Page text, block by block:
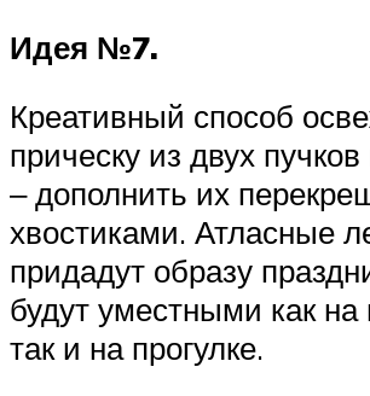
Идея №7.
Креативный способ
прическу из двух
‒ дополнить их
хвостиками. Атласные
придадут образу
будут уместными как на
так и на прогулке.